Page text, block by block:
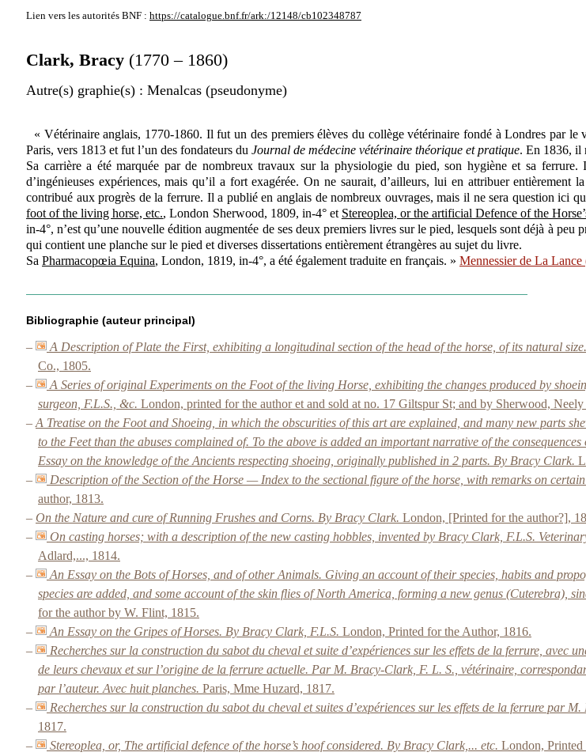
Lien vers les autorités BNF : https://catalogue.bnf.fr/ark:/12148/cb102348787
Clark, Bracy (1770 – 1860)
Autre(s) graphie(s) : Menalcas (pseudonyme)
« Vétérinaire anglais, 1770-1860. Il fut un des premiers élèves du collège vétérinaire fondé à Londres par le
Paris, vers 1813 et fut l’un des fondateurs du Journal de médecine vétérinaire théorique et pratique. En 1836, il
Sa carrière a été marquée par de nombreux travaux sur la physiologie du pied, son hygiène et sa
d’ingénieuses expériences, mais qu’il a fort exagérée. On ne saurait, d’ailleurs, lui en attribuer
contribué aux progrès de la ferrure. Il a publié en anglais de nombreux ouvrages, mais il ne sera question ici
foot of the living horse, etc., London Sherwood, 1809, in-4° et Stereoplea, or the artificial Defence of the
in-4°, n’est qu’une nouvelle édition augmentée de ses deux premiers livres sur le pied, lesquels sont déjà à
qui contient une planche sur le pied et diverses dissertations entièrement étrangères au sujet du livre.
Sa Pharmacopœia Equina, London, 1819, in-4°, a été également traduite en français. » Mennessier de La
Bibliographie (auteur principal)
– A Description of Plate the First, exhibiting a longitudinal section of the head of the horse, of its natural
Co., 1805.
–
A Series of original Experiments on the Foot of the living Horse, exhibiting the changes produced by
surgeon, F.L.S., &c. London, printed for the author et and sold at no. 17 Giltspur St; and by Sherwood,
– A Treatise on the Foot and Shoeing, in which the obscurities of this art are explained, and many new parts
to the Feet than the abuses complained of. To the above is added an important narrative of the
Essay on the knowledge of the Ancients respecting shoeing, originally published in 2 parts. By Bracy Clark.
–
Description of the Section of the Horse — Index to the sectional figure of the horse, with remarks on
author, 1813.
– On the Nature and cure of Running Frushes and Corns. By Bracy Clark. London, [Printed for the author?],
–
On casting horses; with a description of the new casting hobbles, invented by Bracy Clark, F.L.S.
Adlard,..., 1814.
–
An Essay on the Bots of Horses, and of other Animals. Giving an account of their species, habits and
species are added, and some account of the skin flies of North America, forming a new genus (Cuterebra),
for the author by W. Flint, 1815.
–
An Essay on the Gripes of Horses. By Bracy Clark, F.L.S. London, Printed for the Author, 1816.
–
Recherches sur la construction du sabot du cheval et suite d’expériences sur les effets de la ferrure, avec
de leurs chevaux et sur l’origine de la ferrure actuelle. Par M. Bracy-Clark, F. L. S., vétérinaire,
par l’auteur. Avec huit planches. Paris, Mme Huzard, 1817.
–
Recherches sur la construction du sabot du cheval et suites d’expériences sur les effets de la ferrure par
1817.
–
Stereoplea, or, The artificial defence of the horse’s hoof considered. By Bracy Clark,... etc. London,